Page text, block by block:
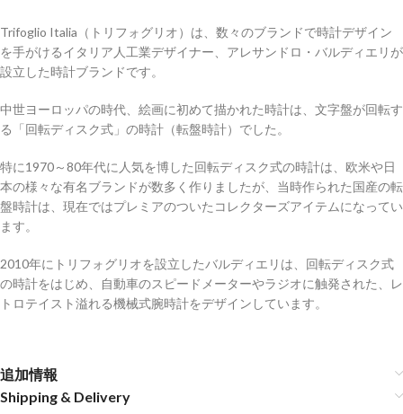
Trifoglio Italia（トリフォグリオ）は、数々のブランドで時計デザイン
を手がけるイタリア人工業デザイナー、アレサンドロ・バルディエリが
設立した時計ブランドです。
中世ヨーロッパの時代、絵画に初めて描かれた時計は、文字盤が回転す
る「回転ディスク式」の時計（転盤時計）でした。
特に1970～80年代に人気を博した回転ディスク式の時計は、欧米や日
本の様々な有名ブランドが数多く作りましたが、当時作られた国産の転
盤時計は、現在ではプレミアのついたコレクターズアイテムになってい
ます。
2010年にトリフォグリオを設立したバルディエリは、回転ディスク式
の時計をはじめ、自動車のスピードメーターやラジオに触発された、レ
トロテイスト溢れる機械式腕時計をデザインしています。
追加情報
Shipping & Delivery